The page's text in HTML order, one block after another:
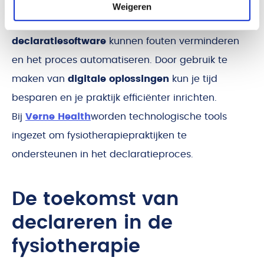
Weigeren
Innovaties zoalsAI-gestuurde
declaratiesoftware kunnen fouten verminderen
en het proces automatiseren. Door gebruik te
maken van digitale oplossingen kun je tijd
besparen en je praktijk efficiënter inrichten.
Bij Verne Healthworden technologische tools
ingezet om fysiotherapiepraktijken te
ondersteunen in het declaratieproces.
De toekomst van
declareren in de
fysiotherapie